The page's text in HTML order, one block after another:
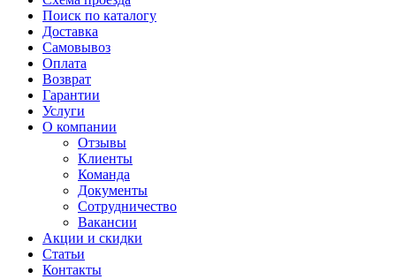
Поиск по каталогу
Доставка
Самовывоз
Оплата
Возврат
Гарантии
Услуги
О компании
Отзывы
Клиенты
Команда
Документы
Сотрудничество
Вакансии
Акции и скидки
Статьи
Контакты